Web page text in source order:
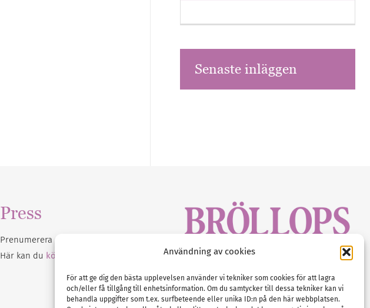
Användning av cookies
För att ge dig den bästa upplevelsen använder vi tekniker som cookies för att lagra
och/eller få tillgång till enhetsinformation. Om du samtycker till dessa tekniker kan vi
behandla uppgifter som t.ex. surfbeteende eller unika ID:n på den här webbplatsen.
Senaste inläggen
Press
Prenumerera på vårt
Här kan du köpa Bröllopsmagasinet
Tel :0522-68 11 90
E-post:info@nordicbridalmedia.com